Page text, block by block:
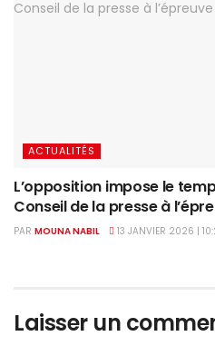
ACTUALITÉS
L’opposition impose le
Conseil de la presse à
PAR MOUNA NABIL 13 JANVIER 2026 |
Laisser un